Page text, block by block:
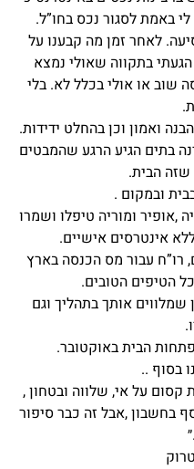
באמת לסגור נכס בחו”ל.
לאחר זמן מה קבענו על
בתקווה שאולי נמצא
שוב או אולי בכלל לא. בלי
ואמון וכן בהחלט ידידות.
בתים הגיע הרגע שהמבטים
שזה הבית.
ובמקום .
,אופיר ומוריה טיפלו ושמרו
אינטרסים אישיים.
רו”ח עבור מס הכנסה בארץ
הטיפים הטובים.
שמלווים אותך בתהליך וגם
הבית באוקטובר.
בסוף ..
על אי, שלווה ובטחון ,
בחשבון ,אבל זה כבר סיפור